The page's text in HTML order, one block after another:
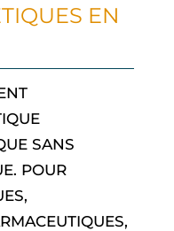
EN
SANS
POUR